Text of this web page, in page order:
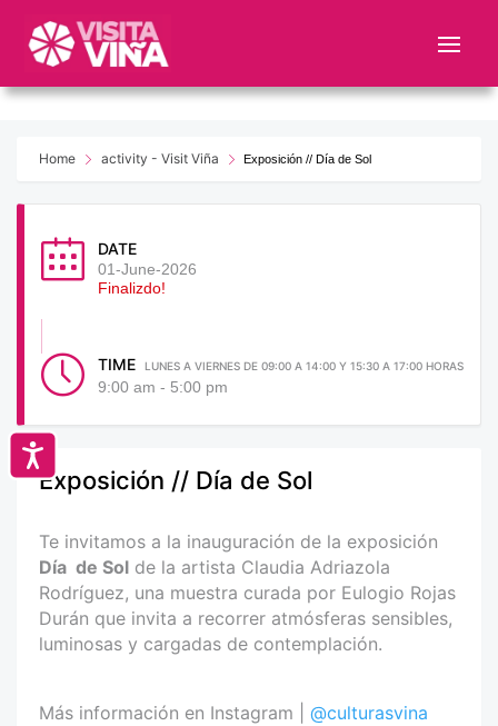
este
web
sistemaHome activity - Visit Viña Exposición // Día de Sol
DATE
01-June-2026
Finalizdo!
TIME LUNES A VIERNES DE 09:00 A 14:00 Y 15:30 A 17:00 HORAS
9:00 am - 5:00 pm
Exposición // Día de Sol
Te invitamos a la inauguración de la exposición
Día de Sol de la artista Claudia Adriazola
Rodríguez, una muestra curada por Eulogio Rojas
Durán que invita a recorrer atmósferas sensibles,
luminosas y cargadas de contemplación.
Más información en Instagram | @culturasvina